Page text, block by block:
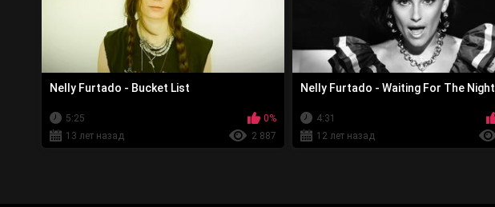
Nelly Furtado - Bucket List
5:25
0%
13 лет назад
2 887
Nelly Furtado - Waiting For The Night
4:31
12 лет назад